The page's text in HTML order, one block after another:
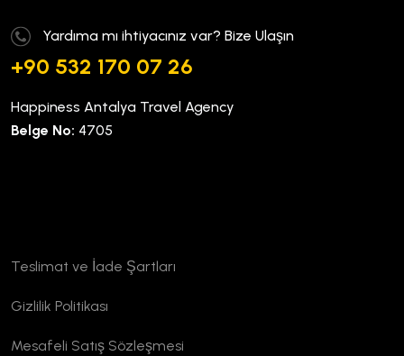
Yardıma mı ihtiyacınız var? Bize Ulaşın
+90 532 170 07 26
Happiness Antalya Travel Agency
Belge No: 4705
Teslimat ve İade Şartları
Gizlilik Politikası
Mesafeli Satış Sözleşmesi